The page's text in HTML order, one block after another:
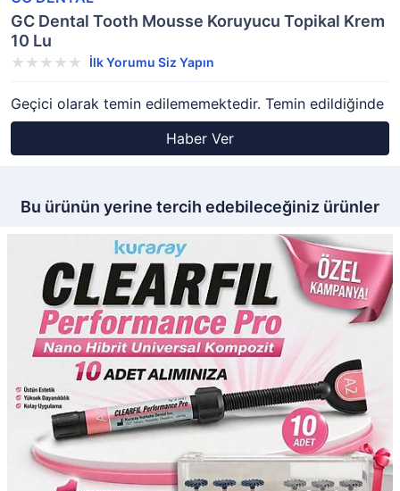
GC Dental Tooth Mousse Koruyucu Topikal Krem
10 Lu
İlk Yorumu Siz Yapın
Geçici olarak temin edilememektedir. Temin edildiğinde
Haber Ver
Bu ürünün yerine tercih edebileceğiniz ürünler